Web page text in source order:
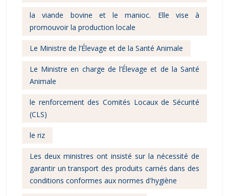
la viande bovine et le manioc. Elle vise à
promouvoir la production locale
Le Ministre de l’Élevage et de la Santé Animale
Le Ministre en charge de l’Élevage et de la Santé
Animale
le renforcement des Comités Locaux de Sécurité
(CLS)
le riz
Les deux ministres ont insisté sur la nécessité de
garantir un transport des produits carnés dans des
conditions conformes aux normes d'hygiène